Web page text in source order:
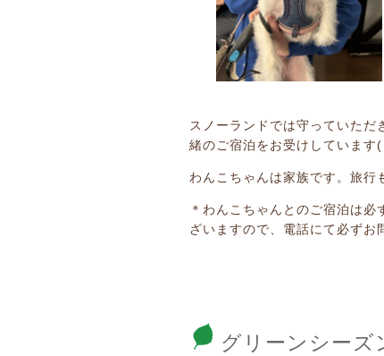
スノーランドでは守っていた
緒のご宿泊をお受けしています
わんこちゃんは家族です。旅行
＊わんこちゃんとのご宿泊は
ざいますので、電話にて必ずお
グリーンシーズ